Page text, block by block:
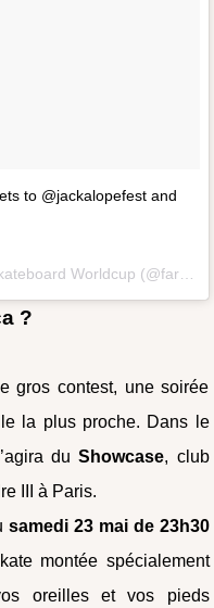
to @jackalopefest and
?
gros contest, une soirée
la plus proche. Dans le
duShowcase, club
III à Paris.
samedi 23 mai de 23h30
montée spécialement
oreilles et vos pieds